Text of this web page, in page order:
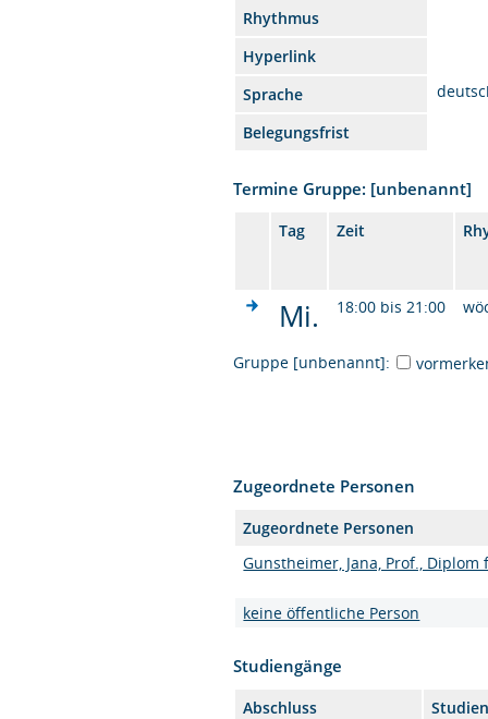
Rhythmus
Hyperlink
Sprache
Belegungsfrist
Termine Gruppe: [unbenannt]
Tag Zeit
Mi. 18:00 bis 21:00
Gruppe [unbenannt]:
Zugeordnete Personen
Zugeordnete Personen
Gunstheimer, Jana, Prof.,
keine öffentliche Person
Studiengänge
Abschluss